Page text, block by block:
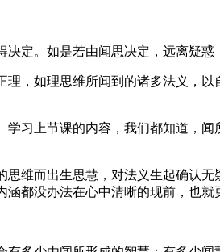
。如是若由闻思决定，远离疑惑
如理思维所闻到的诸多法义，以
上节课的内容，我们都知道，闻
而出生思慧，对法义生起确认无
都没办法在心中清晰的现前，也就